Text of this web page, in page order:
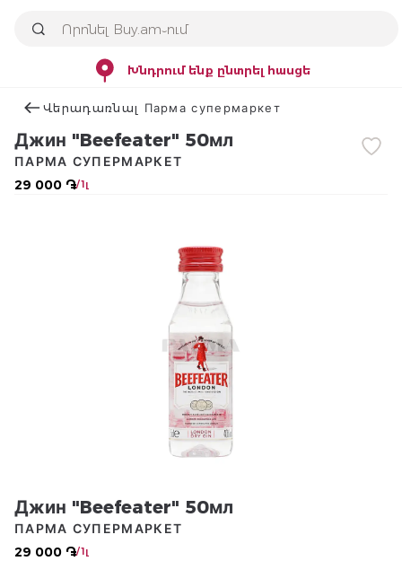
Խնդրում ենք ընտրել հասցե
Վերադառնալ Парма супермаркет
Джин "Beefeater" 50мл
29 000 ֏/ 1լ
ПАРМА СУПЕРМАРКЕТ
Джин "Beefeater" 50мл
29 000 ֏/ 1լ
ПАРМА СУПЕРМАРКЕТ